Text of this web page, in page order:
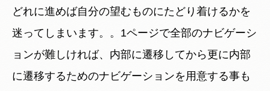
どれに進めば自分の望むものにたどり着けるかを
迷ってしまいます。。1ページで全部のナビゲーシ
ョンが難しければ、内部に遷移してから更に内部
に遷移するためのナビゲーションを用意する事も